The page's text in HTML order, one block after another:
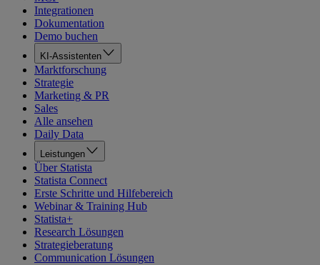
Integrationen
Dokumentation
Demo buchen
KI-Assistenten
Marktforschung
Strategie
Marketing & PR
Sales
Alle ansehen
Daily Data
Leistungen
Über Statista
Statista Connect
Erste Schritte und Hilfebereich
Webinar & Training Hub
Statista+
Research Lösungen
Strategieberatung
Communication Lösungen